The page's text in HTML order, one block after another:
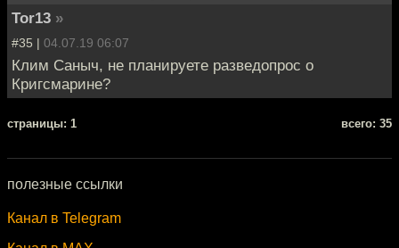
Tor13 »
#35 | 04.07.19 06:07
Клим Саныч, не планируете разведопрос о
Кригсмарине?
cтраницы: 1 всего: 35
полезные ссылки
Канал в Telegram